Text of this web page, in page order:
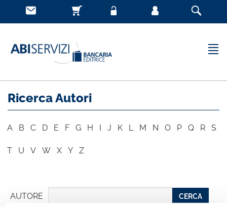
Ricerca Autori
A B C D E F G H I J K L M N O P Q R S
T U V W X Y Z
AUTORE CERCA